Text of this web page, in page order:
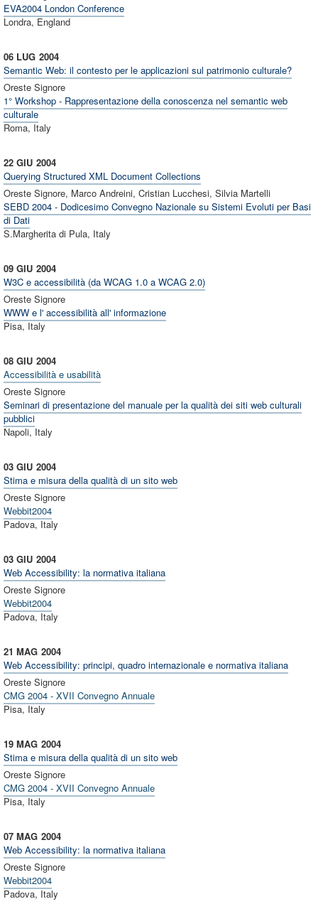
EVA2004 London Conference
Londra, England
2004
06 LUG
Semantic Web: il contesto per le applicazioni sul patrimonio culturale?
Oreste Signore
1° Workshop - Rappresentazione della conoscenza nel semantic web
culturale
Roma, Italy
2004
22 GIU
Querying Structured XML Document Collections
Oreste Signore, Marco Andreini, Cristian Lucchesi, Silvia Martelli
SEBD 2004 - Dodicesimo Convegno Nazionale su Sistemi Evoluti per Basi
di Dati
S.Margherita di Pula, Italy
2004
09 GIU
W3C e accessibilità (da WCAG 1.0 a WCAG 2.0)
Oreste Signore
WWW e l' accessibilità all' informazione
Pisa, Italy
2004
08 GIU
Accessibilità e usabilità
Oreste Signore
Seminari di presentazione del manuale per la qualità dei siti web culturali
pubblici
Napoli, Italy
2004
03 GIU
Stima e misura della qualità di un sito web
Oreste Signore
Webbit2004
Padova, Italy
2004
03 GIU
Web Accessibility: la normativa italiana
Oreste Signore
Webbit2004
Padova, Italy
2004
21 MAG
Web Accessibility: principi, quadro internazionale e normativa italiana
Oreste Signore
CMG 2004 - XVII Convegno Annuale
Pisa, Italy
2004
19 MAG
Stima e misura della qualità di un sito web
Oreste Signore
CMG 2004 - XVII Convegno Annuale
Pisa, Italy
2004
07 MAG
Web Accessibility: la normativa italiana
Oreste Signore
Webbit2004
Padova, Italy